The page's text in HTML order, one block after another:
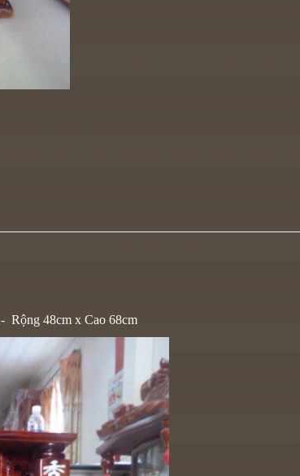
- Rộng 48cm x Cao 68cm